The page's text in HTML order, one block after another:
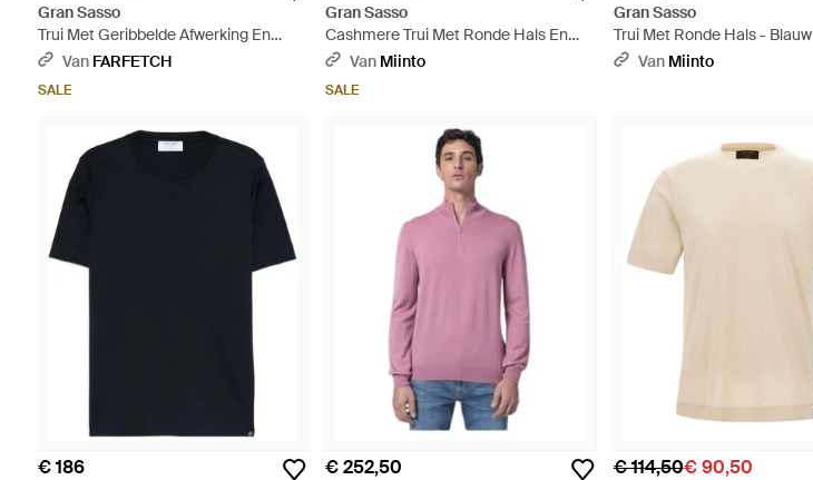
Gran Sasso
Trui Met Geribbelde Afwerking En
Ronde Hals - Bruin
Van FARFETCH
SALE
Gran Sasso
Cashmere Trui Met Ronde Hals En
Inlegwerk - Wit
Van Miinto
SALE
Gran Sasso
Trui Met Ronde Hals - Blauw
Van Miinto
€ 186 € 252,50 € 114,50€ 90,50